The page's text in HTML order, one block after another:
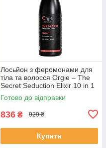
Лосьйон з феромонами для
тіла та волосся Orgie – The
Secret Seduction Elixir 10 in 1
(200 мл), для неї
Готово до відправки
836 ₴ 929 ₴
Купити